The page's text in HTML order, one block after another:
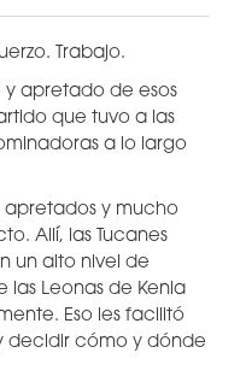
Trabajo.
y apretado de esos
que tuvo a las
a lo largo
apretados y mucho
Allí, las Tucanes
un alto nivel de
Leonas de Kenia
Eso les facilitó
decidir cómo y dónde